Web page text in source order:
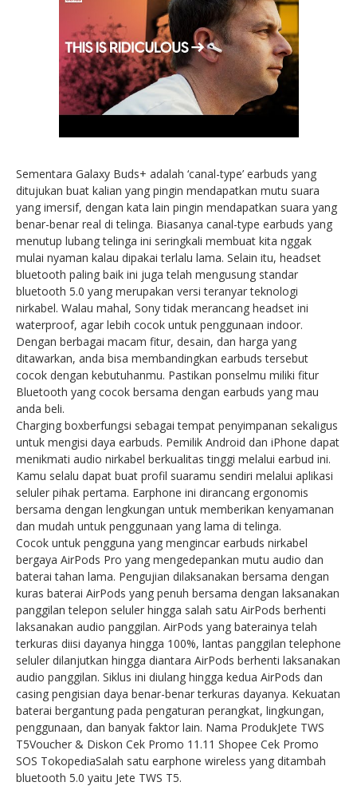
Sementara Galaxy Buds+ adalah ‘canal-type’ earbuds yang
ditujukan buat kalian yang pingin mendapatkan mutu suara
yang imersif, dengan kata lain pingin mendapatkan suara yang
benar-benar real di telinga. Biasanya canal-type earbuds yang
menutup lubang telinga ini seringkali membuat kita nggak
mulai nyaman kalau dipakai terlalu lama. Selain itu, headset
bluetooth paling baik ini juga telah mengusung standar
bluetooth 5.0 yang merupakan versi teranyar teknologi
nirkabel. Walau mahal, Sony tidak merancang headset ini
waterproof, agar lebih cocok untuk penggunaan indoor.
Dengan berbagai macam fitur, desain, dan harga yang
ditawarkan, anda bisa membandingkan earbuds tersebut
cocok dengan kebutuhanmu. Pastikan ponselmu miliki fitur
Bluetooth yang cocok bersama dengan earbuds yang mau
anda beli.
Charging boxberfungsi sebagai tempat penyimpanan sekaligus
untuk mengisi daya earbuds. Pemilik Android dan iPhone dapat
menikmati audio nirkabel berkualitas tinggi melalui earbud ini.
Kamu selalu dapat buat profil suaramu sendiri melalui aplikasi
seluler pihak pertama. Earphone ini dirancang ergonomis
bersama dengan lengkungan untuk memberikan kenyamanan
dan mudah untuk penggunaan yang lama di telinga.
Cocok untuk pengguna yang mengincar earbuds nirkabel
bergaya AirPods Pro yang mengedepankan mutu audio dan
baterai tahan lama. Pengujian dilaksanakan bersama dengan
kuras baterai AirPods yang penuh bersama dengan laksanakan
panggilan telepon seluler hingga salah satu AirPods berhenti
laksanakan audio panggilan. AirPods yang baterainya telah
terkuras diisi dayanya hingga 100%, lantas panggilan telephone
seluler dilanjutkan hingga diantara AirPods berhenti laksanakan
audio panggilan. Siklus ini diulang hingga kedua AirPods dan
casing pengisian daya benar-benar terkuras dayanya. Kekuatan
baterai bergantung pada pengaturan perangkat, lingkungan,
penggunaan, dan banyak faktor lain. Nama ProdukJete TWS
T5Voucher & Diskon Cek Promo 11.11 Shopee Cek Promo
SOS TokopediaSalah satu earphone wireless yang ditambah
bluetooth 5.0 yaitu Jete TWS T5.